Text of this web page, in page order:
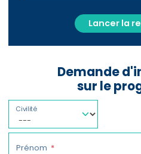
Lancer la
Demande
sur le
Civilité
Prénom